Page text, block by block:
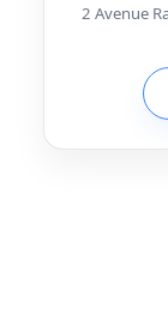
2 Avenue